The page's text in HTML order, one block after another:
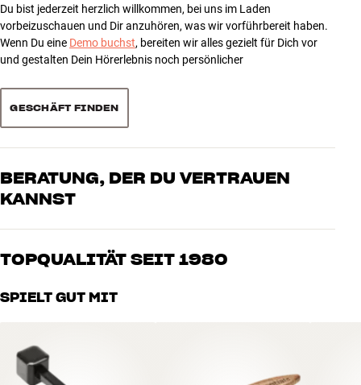
Gewicht (kg)
0,09
Gewicht der Verpackung (kg)
0,09
Maße (Verpackung)
8 x 5 x 9 cm (breite x höhe x tiefe)
ALLGEMEINE MERKMALE
Elektrische Impedanz: 160 Ohm
1 0
Du bist jederzeit herzlich willkommen, bei uns im Laden
vorbeizuschauen und Dir anzuhören, was wir vorführbereit haben.
Wenn Du eine Demo buchst, bereiten wir alles gezielt für Dich vor
und gestalten Dein Hörerlebnis noch persönlicher
GESCHÄFT FINDEN
BERATUNG, DER DU VERTRAUEN
KANNST
Unsere Mitarbeiter sind echte Enthusiasten, die unsere Produkte
oder Heimkino. Erzähle uns, wovon Du träumst, und wir finden
Budget passt
BUCHE EINEN EXPERTEN
TOPQUALITÄT SEIT 1980
sorgfältig ausgewählt und auf eine lange Lebensdauer ausgelegt.
SPIELT GUT MIT